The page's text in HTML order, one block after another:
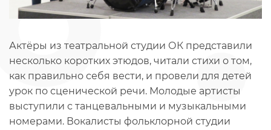
Актёры из театральной студии ОК представили
несколько коротких этюдов, читали стихи о том,
как правильно себя вести, и провели для детей
урок по сценической речи. Молодые артисты
выступили с танцевальными и музыкальными
номерами. Вокалисты фольклорной студии